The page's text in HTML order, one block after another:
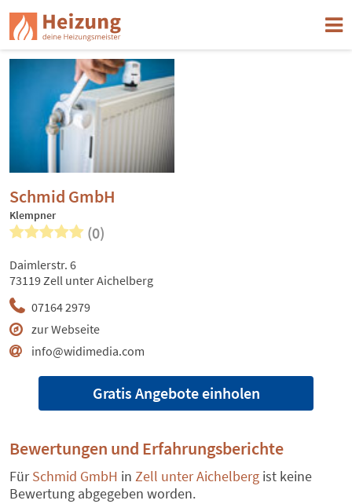
Schmid GmbH
Klempner
(0)
07164 2979
zur Webseite
info@widimedia.com
Daimlerstr. 6
73119 Zell unter Aichelberg
Gratis Angebote einholen
Bewertungen und Erfahrungsberichte
FürSchmid GmbH in Zell unter Aichelberg ist keine
Bewertung abgegeben worden.